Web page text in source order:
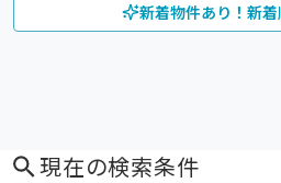
新着物件あり！新
現在の検索条件